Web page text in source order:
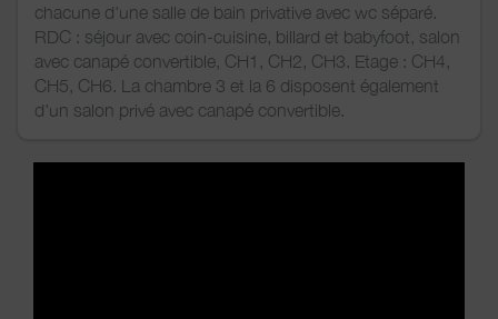
chacune d'une salle de bain privative avec wc séparé.
RDC : séjour avec coin-cuisine, billard et babyfoot, salon
avec canapé convertible, CH1, CH2, CH3. Etage : CH4,
CH5, CH6. La chambre 3 et la 6 disposent également
d'un salon privé avec canapé convertible.